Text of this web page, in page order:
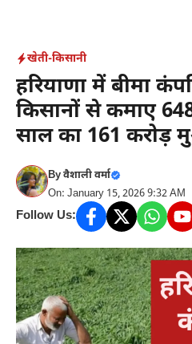
contentखेती-किसानी
हरियाणा में बीमा
किसानों से कमाए
साल का 161 करोड़
Byवैशाली वर्मा
On: January 15, 2026 9:32 AM
Follow Us: